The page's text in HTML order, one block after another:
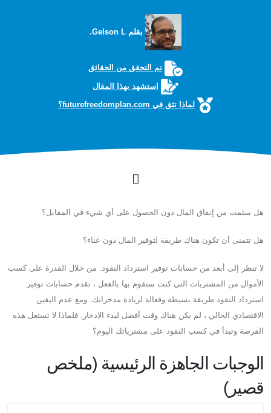
بقلم Gelson L.
تم التحقق من الحقائق
استشهد بهذا المقال
لماذا تثق في futurefreedomplan.com؟
هل سئمت من إنفاق المال دون الحصول على أي شيء في المقابل؟
هل تتمنى أن تكون هناك طريقة لتوفير المال دون عناء؟
لا تنظر إلى أبعد من حسابات توفير استرداد النقود. من خلال القدرة على كسب
الأموال من المشتريات التي كنت ستقوم بها بالفعل ، تقدم حسابات توفير
استرداد النقود طريقة بسيطة وفعالة لزيادة مدخراتك. ومع عدم اليقين
الاقتصادي الحالي ، لم يكن هناك وقت أفضل لبدء الادخار. فلماذا لا تستغل هذه
الفرصة وتبدأ في كسب النقود على مشترياتك اليوم؟
الوجبات الجاهزة الرئيسية (ملخص
قصير)